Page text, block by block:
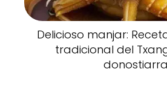
Delicioso manjar:
tradicional del
donostiarra